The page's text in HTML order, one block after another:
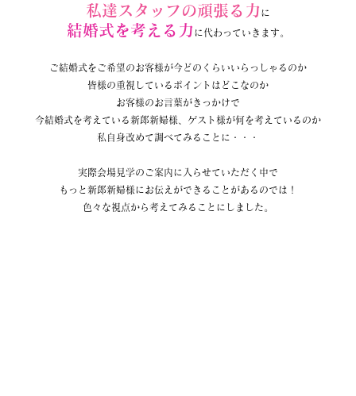
私達スタッフの頑張る力 に
結婚式を考える力 に代わっていきます。
ご結婚式をご希望のお客様が今どのくらいいらっしゃるのか
皆様の重視しているポイントはどこなのか
お客様のお言葉がきっかけで
今結婚式を考えている新郎新婦様、ゲスト様が何を考えているのか
私自身改めて調べてみることに・・・
実際会場見学のご案内に入らせていただく中で
もっと新郎新婦様にお伝えができることがあるのでは！
色々な視点から考えてみることにしました。